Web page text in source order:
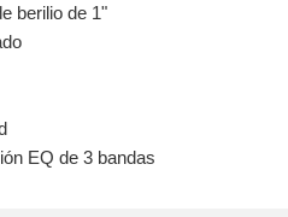
berilio de 1"
EQ de 3 bandas